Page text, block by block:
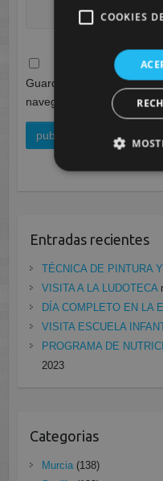
Guarda mi nombre, correo
navegador para la
Entradas recientes
TÉCNICA DE PINTURA
VISITA A LA LUDOTECA
DÍA COMPLETO EN LA
VISITA ESCUELA
PROGRAMA DE
2023
Categorias
Murcia(138)
COOKIES